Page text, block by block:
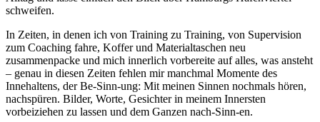
schweifen.
In Zeiten, in denen ich von Training zu Training, von Supervision
zum Coaching fahre, Koffer und Materialtaschen neu
zusammenpacke und mich innerlich vorbereite auf alles, was ansteht
– genau in diesen Zeiten fehlen mir manchmal Momente des
Innehaltens, der Be-Sinn-ung: Mit meinen Sinnen nochmals hören,
nachspüren. Bilder, Worte, Gesichter in meinem Innersten
vorbeiziehen zu lassen und dem Ganzen nach-Sinn-en.